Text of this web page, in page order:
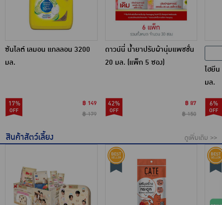
ซันไลต์ เลมอน แกลลอน 3200
มล.
17%
฿ 149
฿ 179
ดาวน์นี่ น้ำยาปรับผ้านุ่มแพชชั่น
20 มล. (แพ็ก 5 ซอง)
42%
฿ 87
฿ 150
ไฮยี
มล.
6%
สินค้าสัตว์เลี้ยง ดูเพิ่มเติม >>